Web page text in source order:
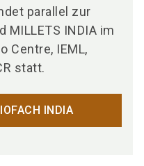
parallel zur
MILLETS INDIA im
Centre, IEML,
statt.
INDIA